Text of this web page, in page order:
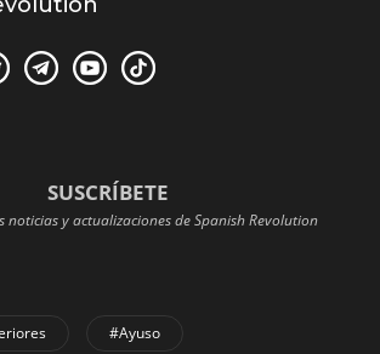
SUSCRÍBETE
noticias y actualizaciones de Spanish Revolution
#Ayuso